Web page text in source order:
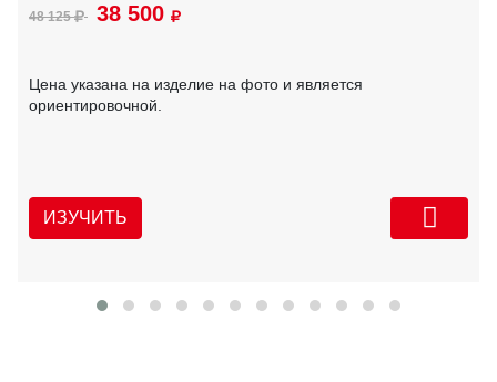
48 125 38 500
Цена указана на изделие на фото и является
ориентировочной.
ИЗУЧИТЬ